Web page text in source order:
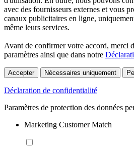
avec des fournisseurs externes et vous
canaux publicitaires en ligne,
même leurs services.
Avant de confirmer votre accord, merci
paramètres ainsi que dans notre
Accepter Nécessaires uniquement
Déclaration de confidentialité
Paramètres de protection des données
Marketing Customer Match